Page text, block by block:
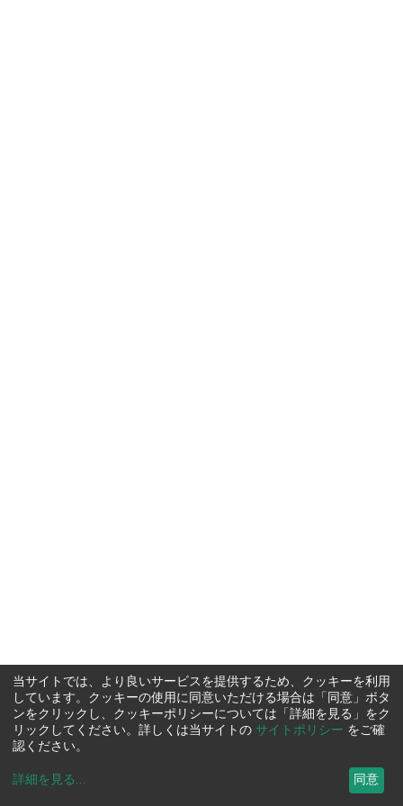
当サイトでは、より良いサービスを提供するため、クッキーを利用
しています。クッキーの使用に同意いただける場合は「同意」ボタ
ンをクリックし、クッキーポリシーについては「詳細を見る」をク
リックしてください。詳しくは当サイトの サイトポリシー をご確
認ください。
詳細を見る ... 同意